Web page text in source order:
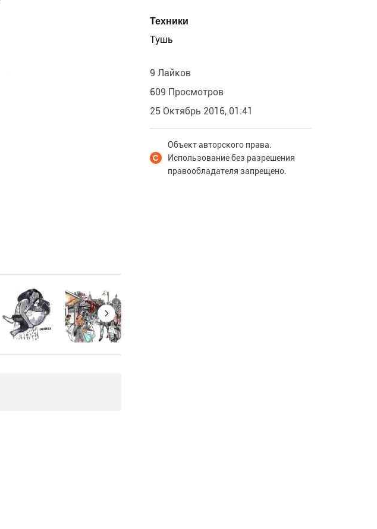
Техники
Тушь
9 Лайков
609 Просмотров
25 Октябрь 2016, 01:41
Объект авторского права.
Использование без разрешения
правообладателя запрещено.